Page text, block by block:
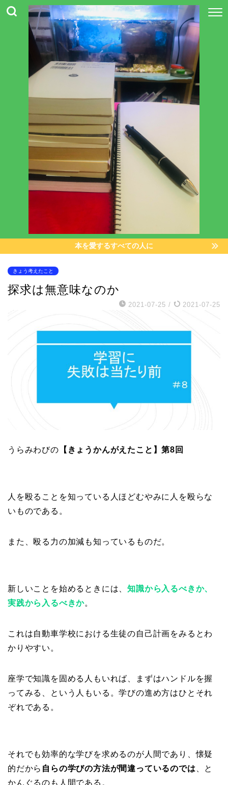
本を愛するすべての人に
きょう考えたこと
探求は無意味なのか
2021-07-25 / 2021-07-25
うらみわびの 【きょうかんがえたこと】第8回
人を殴ることを知っている人ほどむやみに人を殴らな
いものである。
また、殴る力の加減も知っているものだ。
新しいことを始めるときには、知識から入るべきか、
実践から入るべきか。
これは自動車学校における生徒の自己計画をみるとわ
かりやすい。
座学で知識を固める人もいれば、まずはハンドルを握
ってみる、という人もいる。学びの進め方はひとそれ
ぞれである。
それでも効率的な学びを求めるのが人間であり、懐疑
的だから 自らの学びの方法が間違っているのでは 、と
かんぐるのも人間である。